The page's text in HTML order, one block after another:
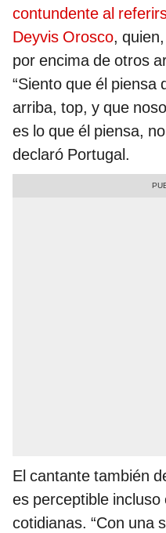
contundente al
Deyvis Orosco,
por encima de otros
“Siento que él piensa
arriba, top, y que
es lo que él piensa,
declaró Portugal.
El cantante también
es perceptible
cotidianas. “Con una